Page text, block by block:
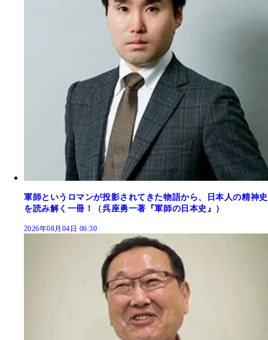
軍師というロマンが投影されてきた物語から、日本人の精神史
を読み解く一冊！（呉座勇一著『軍師の日本史』）
2026年08月04日 06:30